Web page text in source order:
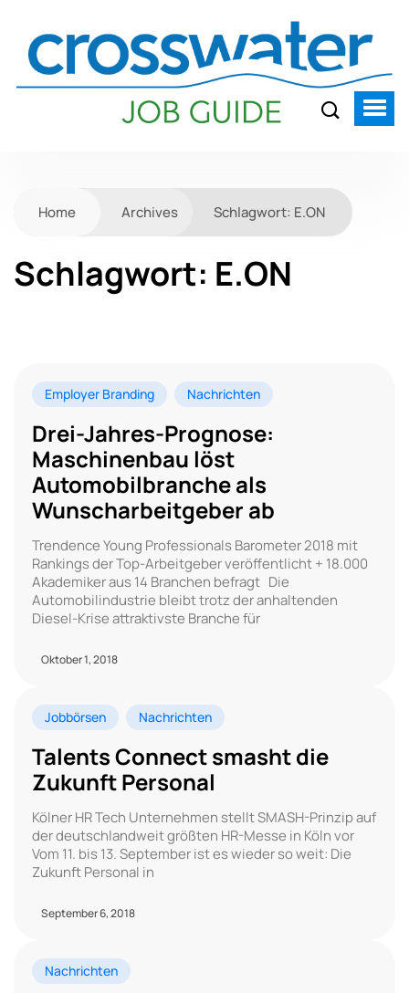
Home Archives Schlagwort: E.ON
Schlagwort: E.ON
Employer Branding Nachrichten
Drei-Jahres-Prognose:
Maschinenbau löst
Automobilbranche als
Wunscharbeitgeber ab
Trendence Young Professionals Barometer 2018 mit
Rankings der Top-Arbeitgeber veröffentlicht + 18.000
Akademiker aus 14 Branchen befragt Die
Automobilindustrie bleibt trotz der anhaltenden
Diesel-Krise attraktivste Branche für
Oktober 1, 2018
Jobbörsen Nachrichten
Talents Connect smasht die
Zukunft Personal
Kölner HR Tech Unternehmen stellt SMASH-Prinzip auf
der deutschlandweit größten HR-Messe in Köln vor
Vom 11. bis 13. September ist es wieder so weit: Die
Zukunft Personal in
September 6, 2018
Nachrichten